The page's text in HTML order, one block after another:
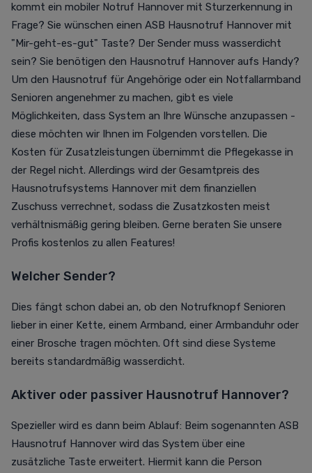
kommt ein mobiler Notruf Hannover mit Sturzerkennung in
Frage? Sie wünschen einen ASB Hausnotruf Hannover mit
"Mir-geht-es-gut" Taste? Der Sender muss wasserdicht
sein? Sie benötigen den Hausnotruf Hannover aufs Handy?
Um den Hausnotruf für Angehörige oder ein Notfallarmband
Senioren angenehmer zu machen, gibt es viele
Möglichkeiten, dass System an Ihre Wünsche anzupassen -
diese möchten wir Ihnen im Folgenden vorstellen. Die
Kosten für Zusatzleistungen übernimmt die Pflegekasse in
der Regel nicht. Allerdings wird der Gesamtpreis des
Hausnotrufsystems Hannover mit dem finanziellen
Zuschuss verrechnet, sodass die Zusatzkosten meist
verhältnismäßig gering bleiben. Gerne beraten Sie unsere
Profis kostenlos zu allen Features!
Welcher Sender?
Dies fängt schon dabei an, ob den Notrufknopf Senioren
lieber in einer Kette, einem Armband, einer Armbanduhr oder
einer Brosche tragen möchten. Oft sind diese Systeme
bereits standardmäßig wasserdicht.
Aktiver oder passiver Hausnotruf Hannover?
Spezieller wird es dann beim Ablauf: Beim sogenannten ASB
Hausnotruf Hannover wird das System über eine
zusätzliche Taste erweitert. Hiermit kann die Person